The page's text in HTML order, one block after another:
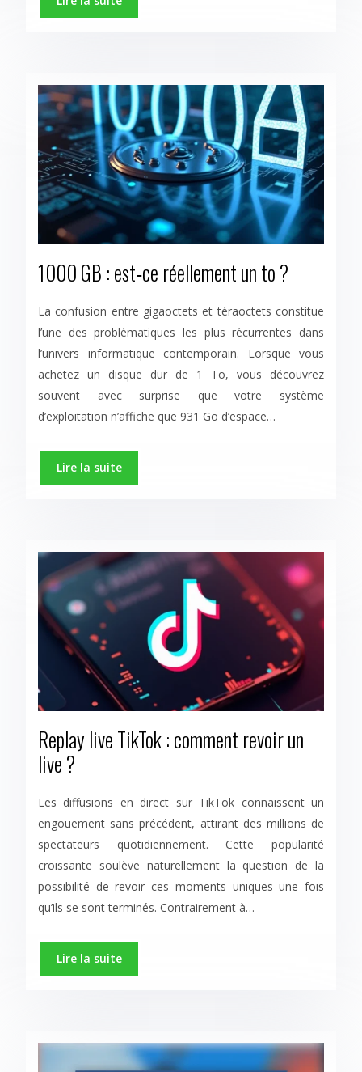
1000 GB : est‑ce réellement un to ?
La confusion entre gigaoctets et téraoctets constitue
l’une des problématiques les plus récurrentes dans
l’univers informatique contemporain. Lorsque vous
achetez un disque dur de 1 To, vous découvrez
souvent avec surprise que votre système
d’exploitation n’affiche que 931 Go d’espace…
Lire la suite
Replay live TikTok : comment revoir un
live ?
Les diffusions en direct sur TikTok connaissent un
engouement sans précédent, attirant des millions de
spectateurs quotidiennement. Cette popularité
croissante soulève naturellement la question de la
possibilité de revoir ces moments uniques une fois
qu’ils se sont terminés. Contrairement à…
Lire la suite